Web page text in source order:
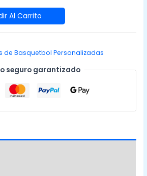
Al Carrito
de Basquetbol Personalizadas
seguro garantizado